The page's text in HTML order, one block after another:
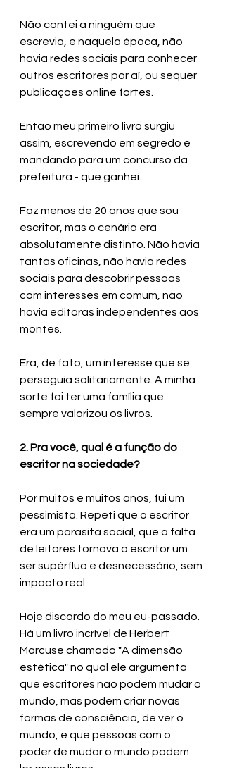
Não contei a ninguém que
escrevia, e naquela época, não
havia redes sociais para conhecer
outros escritores por aí, ou sequer
publicações online fortes.
Então meu primeiro livro surgiu
assim, escrevendo em segredo e
mandando para um concurso da
prefeitura - que ganhei.
Faz menos de 20 anos que sou
escritor, mas o cenário era
absolutamente distinto. Não havia
tantas oficinas, não havia redes
sociais para descobrir pessoas
com interesses em comum, não
havia editoras independentes aos
montes.
Era, de fato, um interesse que se
perseguia solitariamente. A minha
sorte foi ter uma família que
sempre valorizou os livros.
2. Pra você, qual é a função do
escritor na sociedade?
Por muitos e muitos anos, fui um
pessimista. Repeti que o escritor
era um parasita social, que a falta
de leitores tornava o escritor um
ser supérfluo e desnecessário, sem
impacto real.
Hoje discordo do meu eu-passado.
Há um livro incrível de Herbert
Marcuse chamado "A dimensão
estética" no qual ele argumenta
que escritores não podem mudar o
mundo, mas podem criar novas
formas de consciência, de ver o
mundo, e que pessoas com o
poder de mudar o mundo podem